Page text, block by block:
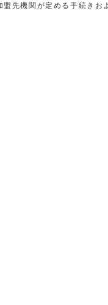
先機関が定める手続きお